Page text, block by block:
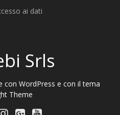
ai dati
Srls
WordPress e con il tema
Theme